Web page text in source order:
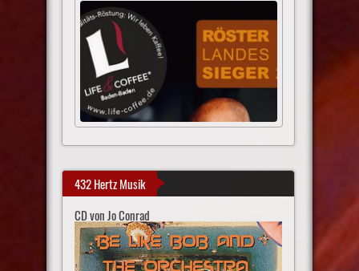
432 Hertz Musik
CD von Jo Conrad